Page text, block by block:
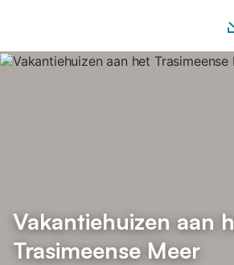
Vakantiehuizen aan
Trasimeense Meer